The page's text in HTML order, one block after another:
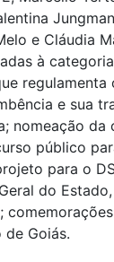
e Cláudia
à
regulamenta
e sua
nomeação da
público
para o
do
Goiás.